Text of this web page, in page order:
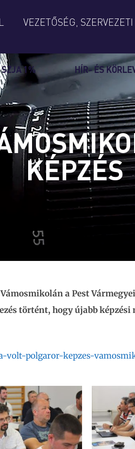
VEZETŐSÉG,
SZJA 1% HÍR- ÉS
KÉPZÉS
a Pest
történt, hogy újabb
volt-polgaror-kepzes-